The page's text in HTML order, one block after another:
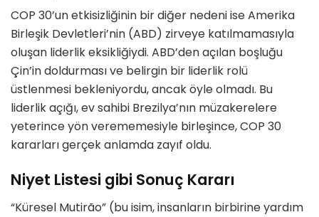
COP 30’un etkisizliğinin bir diğer nedeni ise Amerika
Birleşik Devletleri’nin (ABD) zirveye katılmamasıyla
oluşan liderlik eksikliğiydi. ABD’den açılan boşluğu
Çin’in doldurması ve belirgin bir liderlik rolü
üstlenmesi bekleniyordu, ancaköyle olmadı. Bu
liderlik açığı, ev sahibi Brezilya’nın müzakerelere
yeterince yön verememesiyle birleşince, COP 30
kararları gerçek anlamda zayıf oldu.
Niyet Listesi gibi Sonuç Kararı
“Küresel Mutirão” (bu isim, insanların birbirine yardım